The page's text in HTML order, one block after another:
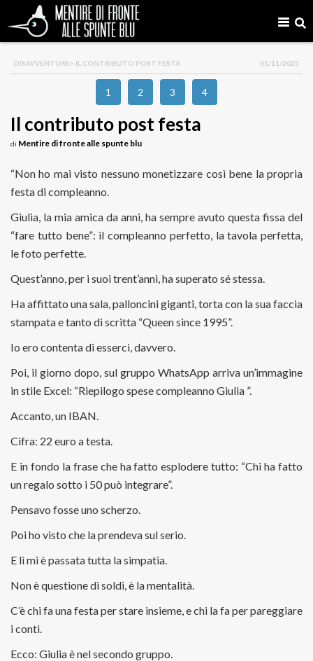
DISAVVENTURE> IL CONTRIBUTO POST FESTA 01/11/2025
1 2 3 4
Il contributo post festa
di Mentire di fronte alle spunte blu
“Non ho mai visto nessuno monetizzare così bene la propria
festa di compleanno.
Giulia, la mia amica da anni, ha sempre avuto questa fissa del
“fare tutto bene”: il compleanno perfetto, la tavola perfetta,
le foto perfette.
Quest’anno, per i suoi trent’anni, ha superato sé stessa.
Ha affittato una sala, palloncini giganti, torta con la sua faccia
stampata e tanto di scritta “Queen since 1995”.
Io ero contenta di esserci, davvero.
Poi, il giorno dopo, sul gruppo WhatsApp arriva un’immagine
in stile Excel: “Riepilogo spese compleanno Giulia ”.
Accanto, un IBAN.
Cifra: 22 euro a testa.
E in fondo la frase che ha fatto esplodere tutto: “Chi ha fatto
un regalo sotto i 50 può integrare”.
Pensavo fosse uno scherzo.
Poi ho visto che la prendeva sul serio.
E lì mi è passata tutta la simpatia.
Non è questione di soldi, è la mentalità.
C’è chi fa una festa per stare insieme, e chi la fa per pareggiare
i conti.
Ecco: Giulia è nel secondo gruppo.